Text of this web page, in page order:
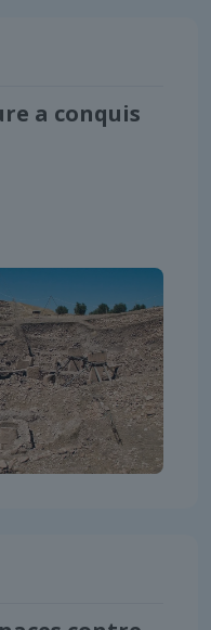
a conquis